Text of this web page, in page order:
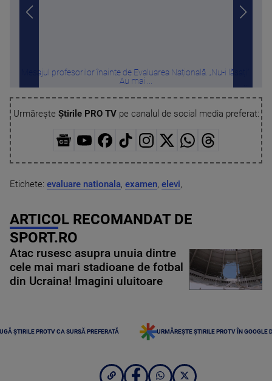
Mesajul profesorilor înainte de Evaluarea Națională. „Nu-i lăsați”.
Au mai ...
Urmărește Știrile PRO TVpe canalul de social media preferat:
Etichete: evaluare nationala, examen, elevi,
ARTICOL RECOMANDAT DE
SPORT.RO
Atac rusesc asupra unuia dintre
cele mai mari stadioane de fotbal
din Ucraina! Imagini uluitoare
ȘTIRILE PROTV CA SURSĂ PREFERATĂ URMĂREȘTE ȘTIRILE PROTV ÎN GOOGLE